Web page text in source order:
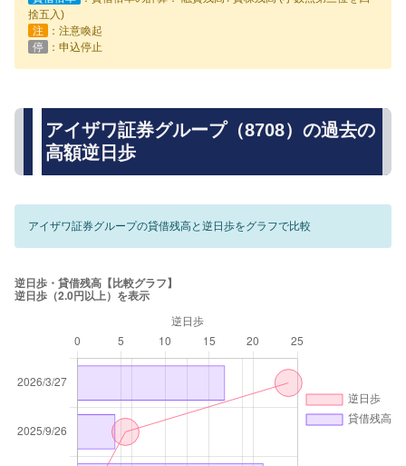
捨五入)
注
：注意喚起
停
：申込停止
アイザワ証券グループ（8708）の過去の
高額逆日歩
アイザワ証券グループの貸借残高と逆日歩をグラフで比較